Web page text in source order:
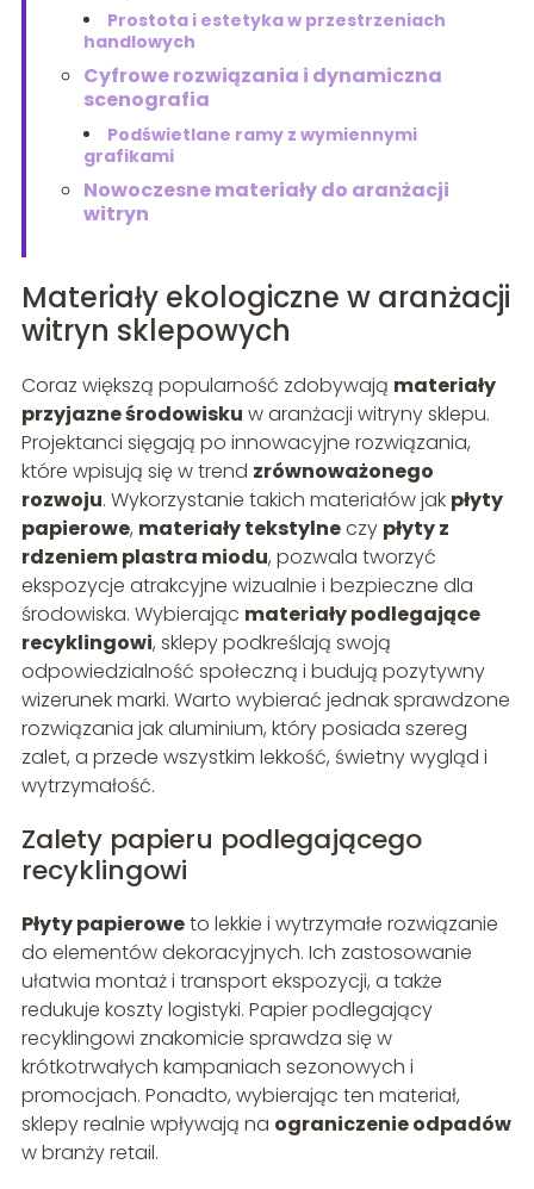
Prostota i estetyka w przestrzeniach
handlowych
Cyfrowe rozwiązania i dynamiczna
scenografia
Podświetlane ramy z wymiennymi
grafikami
Nowoczesne materiały do aranżacji
witryn
Materiały ekologiczne w aranżacji
witryn sklepowych
Coraz większą popularność zdobywają materiały
przyjazne środowisku w aranżacji witryny sklepu.
Projektanci sięgają po innowacyjne rozwiązania,
które wpisują się w trend zrównoważonego
rozwoju. Wykorzystanie takich materiałów jak płyty
papierowe, materiały tekstylneczy płyty z
rdzeniem plastra miodu, pozwala tworzyć
ekspozycje atrakcyjne wizualnie i bezpieczne dla
środowiska. Wybierając materiały podlegające
recyklingowi, sklepy podkreślają swoją
odpowiedzialność społeczną i budują pozytywny
wizerunek marki. Warto wybierać jednak sprawdzone
rozwiązania jak aluminium, który posiada szereg
zalet, a przede wszystkim lekkość, świetny wygląd i
wytrzymałość.
Zalety papieru podlegającego
recyklingowi
Płyty papieroweto lekkie i wytrzymałe rozwiązanie
do elementów dekoracyjnych. Ich zastosowanie
ułatwia montaż i transport ekspozycji, a także
redukuje koszty logistyki. Papier podlegający
recyklingowi znakomicie sprawdza się w
krótkotrwałych kampaniach sezonowych i
promocjach. Ponadto, wybierając ten materiał,
sklepy realnie wpływają na ograniczenie odpadów
w branży retail.